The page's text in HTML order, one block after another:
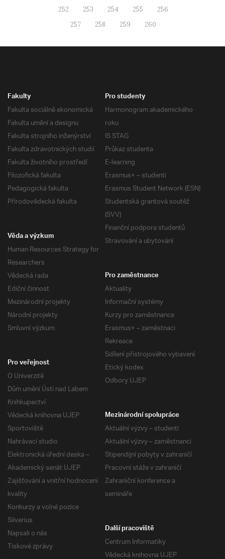
252
253 254 255
256
257
258 259 260
Fakulty
Fakulta sociálně ekonomická
Fakulta umění a designu
Fakulta strojního inženýrství
Fakulta zdravotnických studií
Fakulta životního prostředí
Filozofická fakulta
Pedagogická fakulta
Přírodovědecká fakulta
Pro studenty
Harmonogram akademického
roku
IS STAG
Průkaz studenta
E-learning
Erasmus+ – studenti
Erasmus Student Network (ESN)
Studentská grantová soutěž
(SVV)
Finanční podpora studentů
Stravování a ubytování
Věda a výzkum
Human Resources Strategy for
Researchers
Vědecká rada
Ediční činnost
Mezinárodní projekty
Národní projekty
Smluvní výzkum
Pro zaměstnance
Aktuality
Informační systémy
Kurzy pro zaměstnance
Erasmus+ – zaměstnaci
Rekreace
Sdílení přístrojového vybavení
Etický kodex
Odbory UJEP
Pro veřejnost
O Univerzitě
Dům umění Ústí nad Labem
Knihkupectví
Vědecká knihovna UJEP
Sportoviště
Nahrávací studio
Elektronická úřední deska –
Akademický senát UJEP
Zajišťování a vnitřní hodnocení
kvality
Konkurzy a volné pozice
Silverius
Napsali o nás
Tiskové zprávy
Mezinárodní spolupráce
Aktuální výzvy – studenti
Aktuální výzvy – zaměstnanci
Stipendijní pobyty v zahraničí
Pracovní stáže v zahraničí
Zahraniční konference a
semináře
Další pracoviště
Centrum Informatiky
Vědecká knihovna UJEP